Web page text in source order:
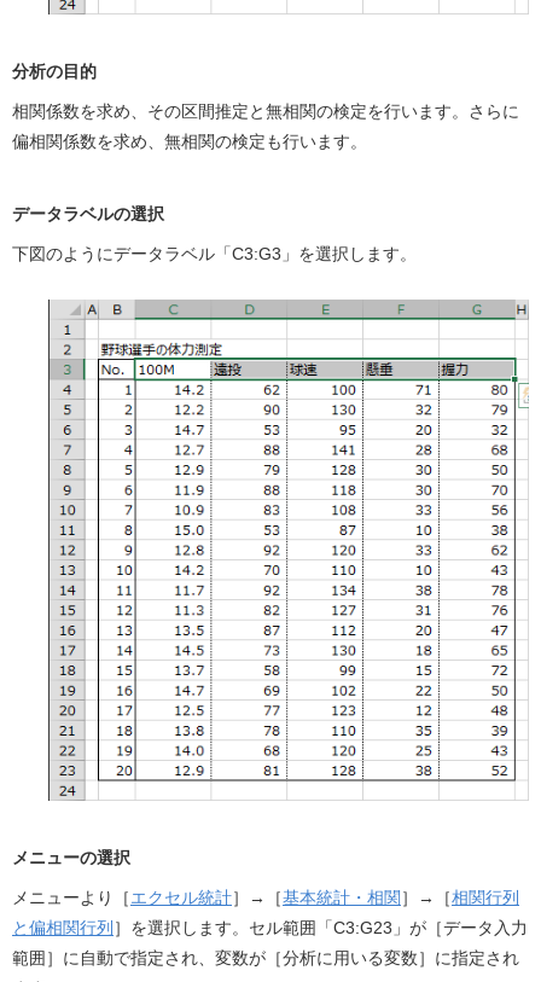
分析の目的
相関係数を求め、その区間推定と無相関の検定を行います。さらに
偏相関係数を求め、無相関の検定も行います。
データラベルの選択
下図のようにデータラベル「C3:G3」を選択します。
メニューの選択
メニューより［エクセル統計］→［基本統計・相関 ］→［相関行列
と偏相関行列 ］を選択します。セル範囲「C3:G23」が［データ入力
範囲］に自動で指定され、変数が［分析に用いる変数］に指定され